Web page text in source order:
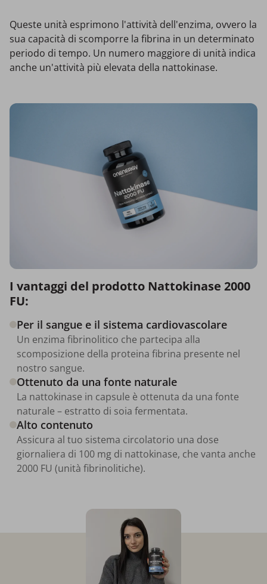
Queste unità esprimono l'attività dell'enzima, ovvero la
sua capacità di scomporre la fibrina in un determinato
periodo di tempo. Un numero maggiore di unità indica
anche un'attività più elevata della nattokinase.
I vantaggi del prodotto Nattokinase 2000
FU:
Per il sangue e il sistema cardiovascolare
Un enzima fibrinolitico che partecipa alla
scomposizione della proteina fibrina presente nel
nostro sangue.
Ottenuto da una fonte naturale
La nattokinase in capsule è ottenuta da una fonte
naturale – estratto di soia fermentata.
Alto contenuto
Assicura al tuo sistema circolatorio una dose
giornaliera di 100 mg di nattokinase, che vanta anche
2000 FU (unità fibrinolitiche).